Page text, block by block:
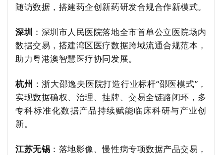
随访数据，搭建药企创新药研发合规合作新模式。
深圳 ：深圳市人民医院落地全市首单公立医院场内
数据交易，搭建湾区医疗数据跨域流通合规范本，
助力粤港澳智慧医疗协同发展。
杭州 ：浙大邵逸夫医院打造行业标杆“邵医模式”，
实现数据确权、治理、挂牌、交易全链路闭环，多
专科标准化数据产品持续赋能临床科研与产业创
新。
江苏无锡 ：落地影像、慢性病专项数据产品交易，